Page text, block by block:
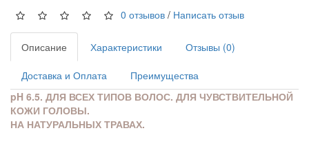
0 отзывов / Написать отзыв
Описание Характеристики Отзывы (0)
Доставка и Оплата
Преимущества
pH 6.5. ДЛЯ ВСЕХ ТИПОВ ВОЛОС. ДЛЯ ЧУВСТВИТЕЛЬНОЙ
КОЖИ ГОЛОВЫ.
НА НАТУРАЛЬНЫХ ТРАВАХ.